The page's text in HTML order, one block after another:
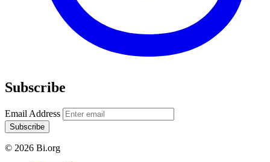
Subscribe
Email Address
Subscribe
© 2026 Bi.org